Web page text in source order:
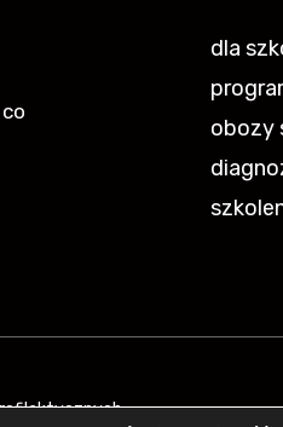
dla
obozy